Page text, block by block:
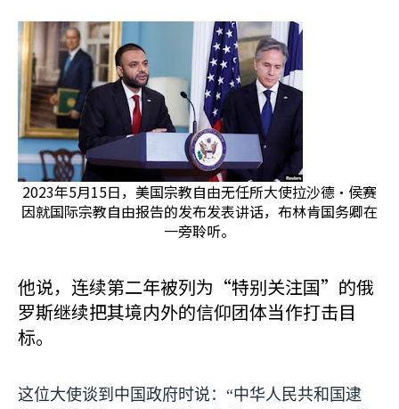
2023年5月15日，美国宗教自由无任所大使拉沙德·侯赛
因就国际宗教自由报告的发布发表讲话，布林肯国务卿在
一旁聆听。
他说，连续第二年被列为“特别关注国”的俄
罗斯继续把其境内外的信仰团体当作打击目
标。
这位大使谈到中国政府时说：“中华人民共和国逮